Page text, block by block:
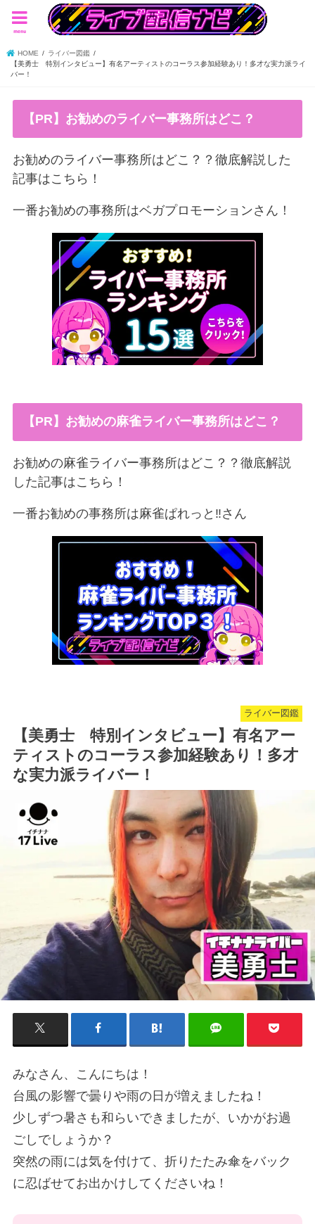
menu
HOME
ライバー図鑑
【美勇士 特別インタビュー】有名アーティストのコーラス参加経験あり！多才な実力派ライ
バー！
【PR】お勧めのライバー事務所はどこ？
お勧めのライバー事務所はどこ？？徹底解説した
記事はこちら！
一番お勧めの事務所はベガプロモーションさん！
【PR】お勧めの麻雀ライバー事務所はどこ？
お勧めの麻雀ライバー事務所はどこ？？徹底解説
した記事はこちら！
一番お勧めの事務所は麻雀ぱれっと‼︎さん
ライバー図鑑
【美勇士 特別インタビュー】有名アー
ティストのコーラス参加経験あり！多才
な実力派ライバー！
みなさん、こんにちは！
台風の影響で曇りや雨の日が増えましたね！
少しずつ暑さも和らいできましたが、いかがお過
ごしでしょうか？
突然の雨には気を付けて、折りたたみ傘をバック
に忍ばせてお出かけしてくださいね！